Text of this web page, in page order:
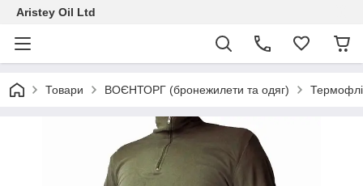
Aristey Oil Ltd
Товари ВОЄНТОРГ (бронежилети та одяг)